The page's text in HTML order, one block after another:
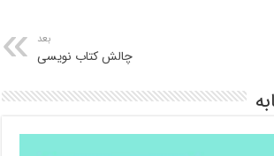
بعد
چالش کتاب نویسی